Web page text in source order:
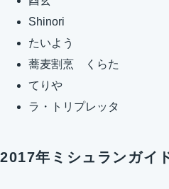
Shinori
たいよう
蕎麦割烹 くらた
てりや
ラ・トリプレッタ
2017年ミシュランガイ